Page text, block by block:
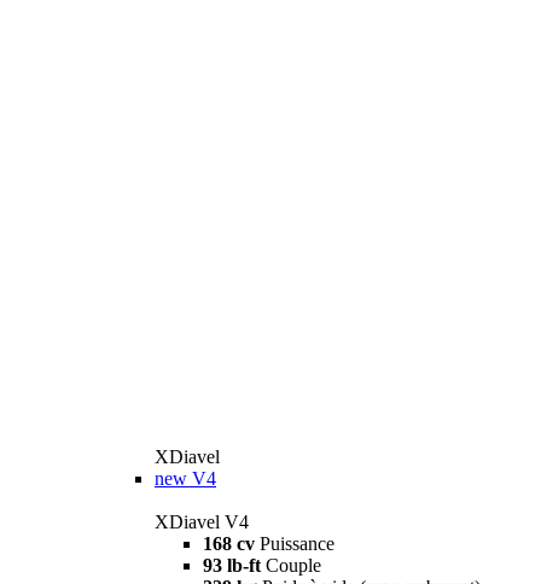
XDiavel
new V4
XDiavel V4
168 cv Puissance
93 lb-ft Couple